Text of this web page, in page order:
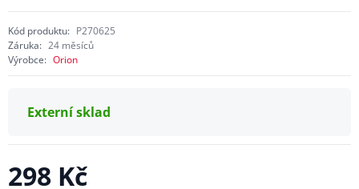
Kód produktu: P270625
Záruka: 24 měsíců
Výrobce: Orion
Externí sklad
298 Kč